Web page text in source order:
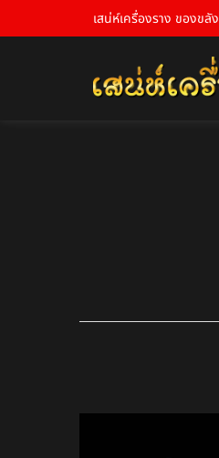
เสน่ห์เครื่องราง ของขลัง